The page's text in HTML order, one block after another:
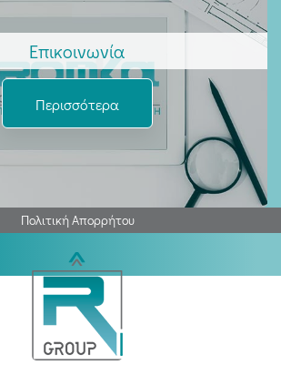
Επικοινωνία
Περισσότερα
Πολιτική Απορρήτου